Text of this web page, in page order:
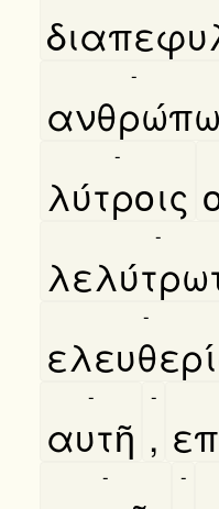
ανθρώπω
-
λύτροις
-
-
-
αυτῆ
-
,
-
- -